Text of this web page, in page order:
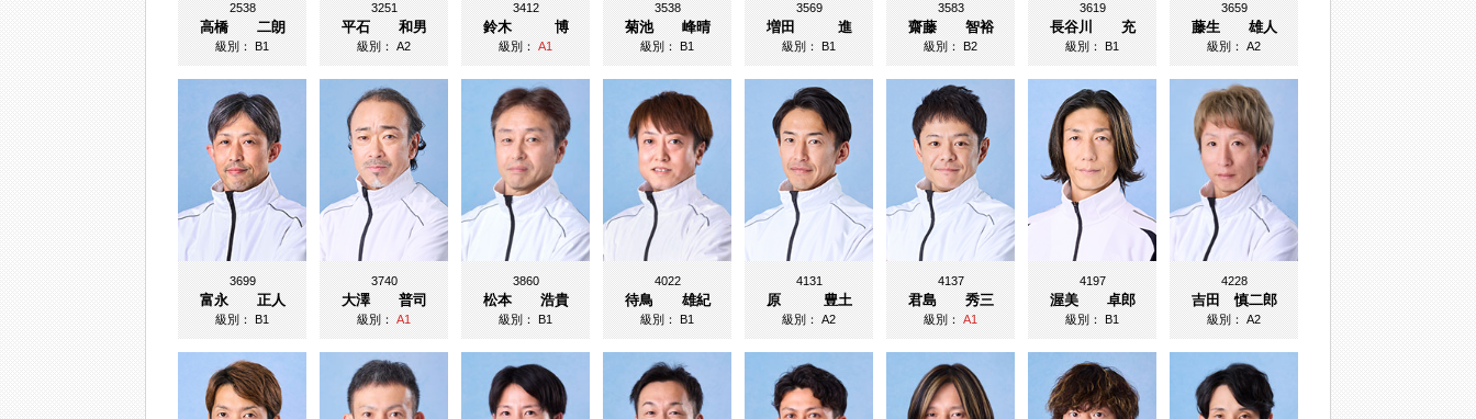
2538
高橋 二朗
級別：B1
3251
平石 和男
級別：A2
3412
鈴木 博
級別：A1
3538
菊池 峰晴
級別：B1
3569
増田 進
級別：B1
3583
齋藤 智裕
級別：B2
3619
長谷川 充
級別：B1
3659
藤生 雄人
級別：A2
3699
富永 正人
級別：B1
3740
大澤 普司
級別：A1
3860
松本 浩貴
級別：B1
4022
待鳥 雄紀
級別：B1
4131
原 豊土
級別：A2
4137
君島 秀三
級別：A1
4197
渥美 卓郎
級別：B1
4228
吉田 慎二郎
級別：A2